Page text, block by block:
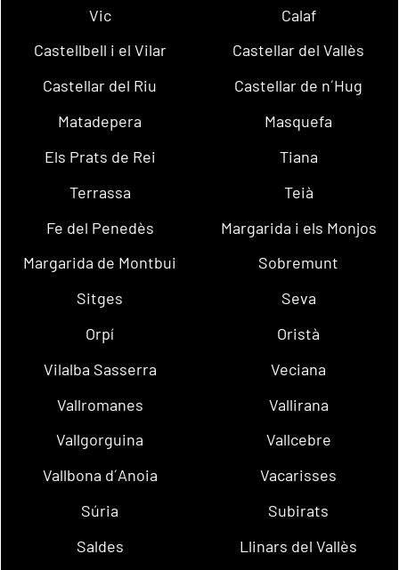
Vic
Calaf
Castellbell i el Vilar
Castellar del Vallès
Castellar del Riu
Castellar de n´Hug
Matadepera
Masquefa
Els Prats de Rei
Tiana
Terrassa
Teià
Fe del Penedès
Margarida i els Monjos
Margarida de Montbui
Sobremunt
Sitges
Seva
Orpí
Oristà
Vilalba Sasserra
Veciana
Vallromanes
Vallirana
Vallgorguina
Vallcebre
Vallbona d´Anoia
Vacarisses
Súria
Subirats
Saldes
Llinars del Vallès